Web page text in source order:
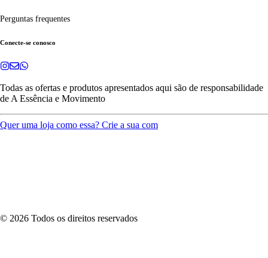
Perguntas frequentes
Conecte-se conosco
Todas as ofertas e produtos apresentados aqui são de responsabilidade
de A Essência e Movimento
Quer uma loja como essa? Crie a sua com
© 2026 Todos os direitos reservados